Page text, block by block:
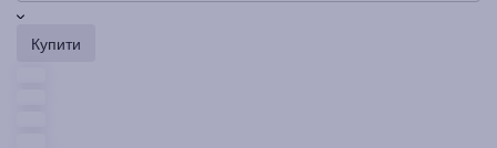
Купити